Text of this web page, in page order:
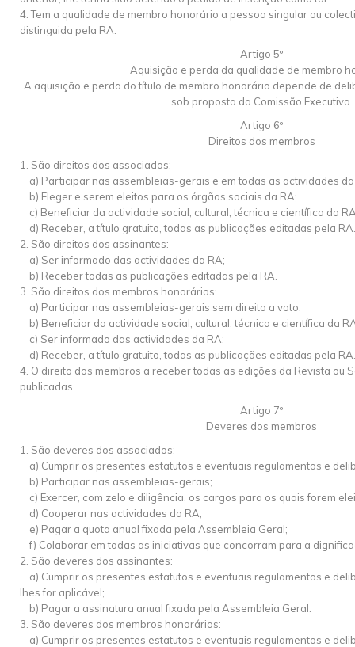
4. Tem a qualidade de membro honorário a pessoa singular ou
distinguida pela RA.
Artigo 5º
Aquisição e perda da qualidade de membro
A aquisição e perda do título de membro honorário depende de
sob proposta da Comissão Executiva.
Artigo 6º
Direitos dos membros
1. São direitos dos associados:
a) Participar nas assembleias-gerais e em todas as actividades da
b) Eleger e serem eleitos para os órgãos sociais da RA;
c) Beneficiar da actividade social, cultural, técnica e científica da
d) Receber, a título gratuito, todas as publicações editadas pela RA.
2. São direitos dos assinantes:
a) Ser informado das actividades da RA;
b) Receber todas as publicações editadas pela RA.
3. São direitos dos membros honorários:
a) Participar nas assembleias-gerais sem direito a voto;
b) Beneficiar da actividade social, cultural, técnica e científica da
c) Ser informado das actividades da RA;
d) Receber, a título gratuito, todas as publicações editadas pela RA.
4. O direito dos membros a receber todas as edições da Revista ou
publicadas.
Artigo 7º
Deveres dos membros
1. São deveres dos associados:
a) Cumprir os presentes estatutos e eventuais regulamentos e
b) Participar nas assembleias-gerais;
c) Exercer, com zelo e diligência, os cargos para os quais forem
d) Cooperar nas actividades da RA;
e) Pagar a quota anual fixada pela Assembleia Geral;
f) Colaborar em todas as iniciativas que concorram para a
2. São deveres dos assinantes:
a) Cumprir os presentes estatutos e eventuais regulamentos e
lhes for aplicável;
b) Pagar a assinatura anual fixada pela Assembleia Geral.
3. São deveres dos membros honorários:
a) Cumprir os presentes estatutos e eventuais regulamentos e